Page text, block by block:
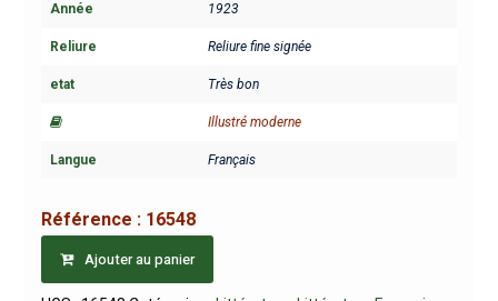
Année 1923
Reliure Reliure fine signée
etat Très bon
Illustré moderne
Langue Français
Référence : 16548
Ajouter au panier